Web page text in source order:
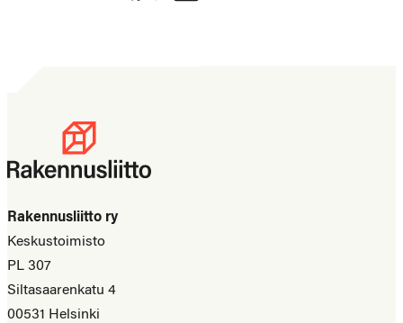
Rakennusliitto ry
Keskustoimisto
PL 307
Siltasaarenkatu 4
00531 Helsinki